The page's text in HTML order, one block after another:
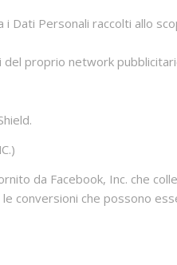
Dati Personali raccolti allo
proprio network
da Facebook, Inc. che
conversioni che possono